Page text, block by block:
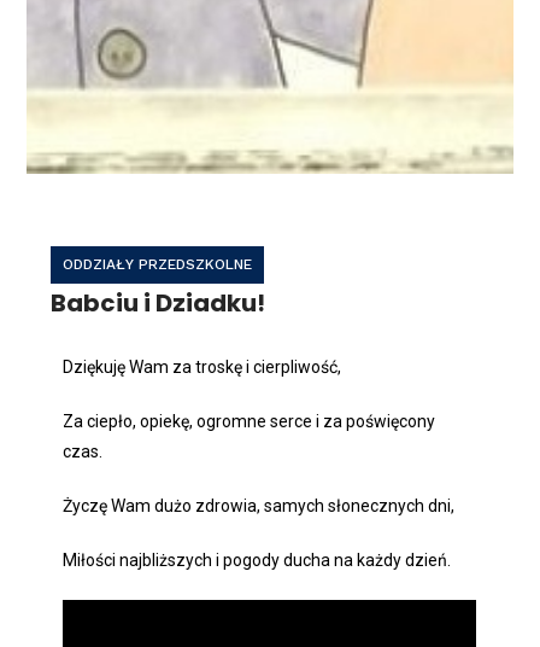
ODDZIAŁY PRZEDSZKOLNE
Babciu i Dziadku!
Dziękuję Wam za troskę i cierpliwość,
Za ciepło, opiekę, ogromne serce i za poświęcony
czas.
Życzę Wam dużo zdrowia, samych słonecznych dni,
Miłości najbliższych i pogody ducha na każdy dzień.